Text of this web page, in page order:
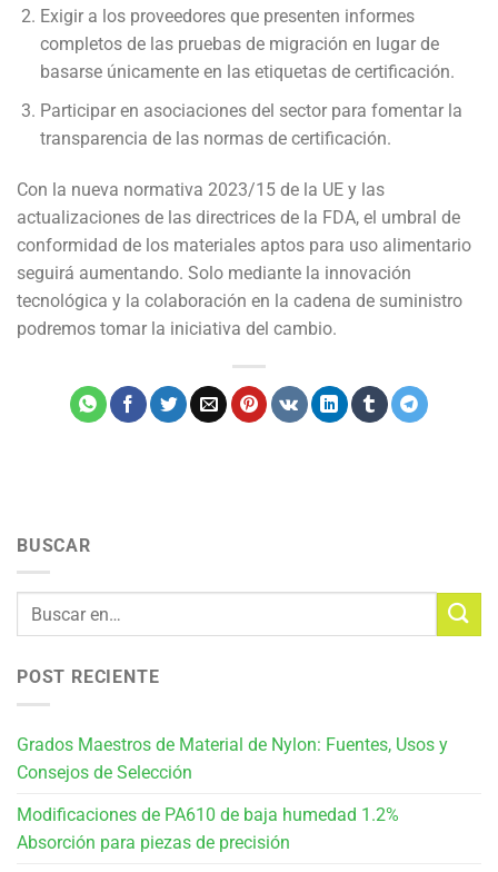
Exigir a los proveedores que presenten informes
completos de las pruebas de migración en lugar de
basarse únicamente en las etiquetas de certificación.
Participar en asociaciones del sector para fomentar la
transparencia de las normas de certificación.
Con la nueva normativa 2023/15 de la UE y las
actualizaciones de las directrices de la FDA, el umbral de
conformidad de los materiales aptos para uso alimentario
seguirá aumentando. Solo mediante la innovación
tecnológica y la colaboración en la cadena de suministro
podremos tomar la iniciativa del cambio.
BUSCAR
POST RECIENTE
Grados Maestros de Material de Nylon: Fuentes, Usos y
Consejos de Selección
Modificaciones de PA610 de baja humedad 1.2%
Absorción para piezas de precisión